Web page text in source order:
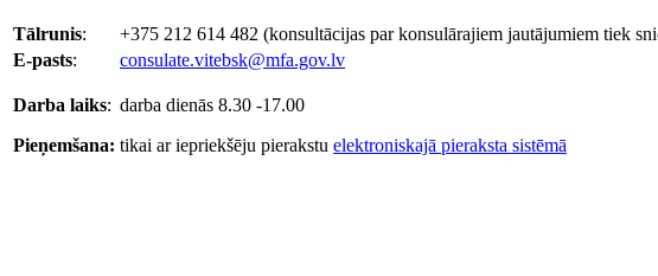
Tālrunis:
+375 212 614 482 (konsultācijas par konsulārajiem jautājumiem tiek
E-pasts: consulate.vitebsk@mfa.gov.lv
Darba laiks:
Pieņemšana:
darba dienās 8.30 -17.00
tikai ar iepriekšēju pierakstu elektroniskajā pieraksta sistēmā